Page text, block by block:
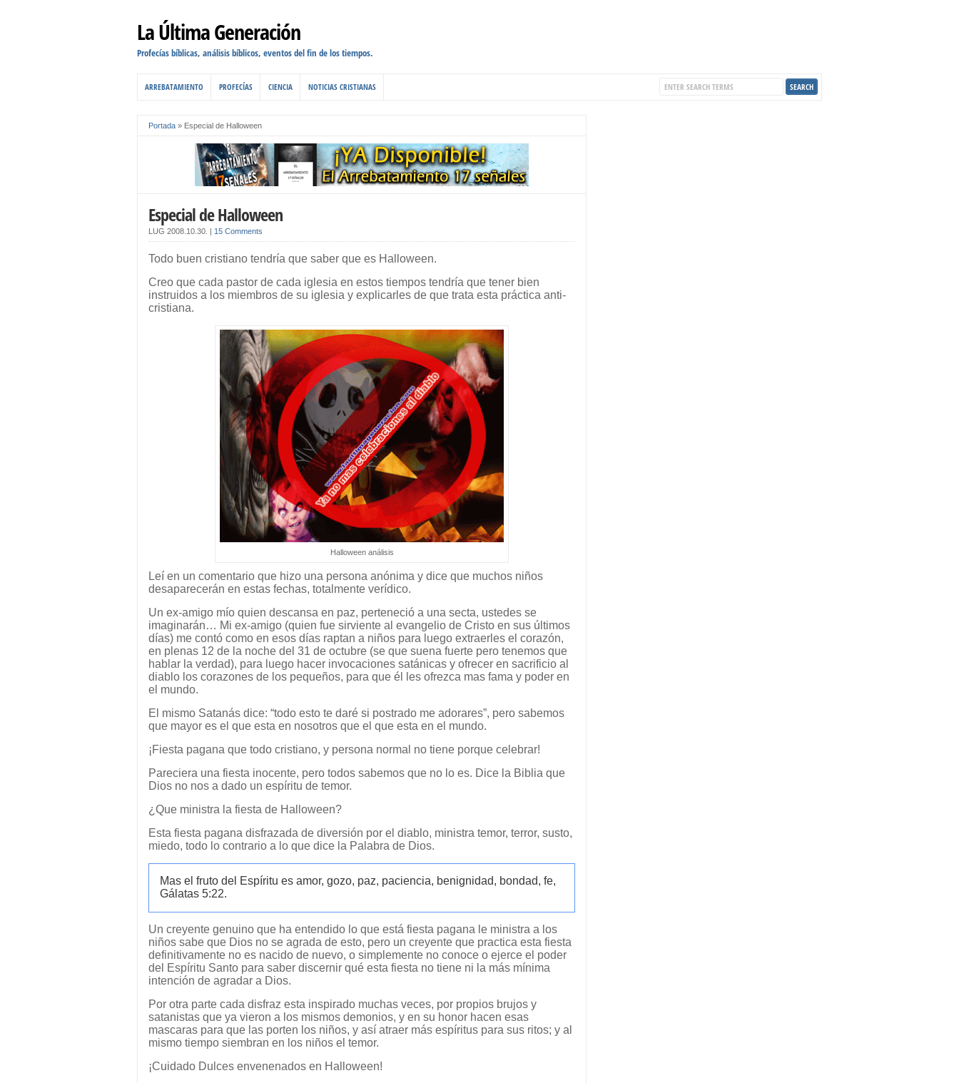
La Última Generación
Profecías bíblicas, análisis bíblicos, eventos del fin de los tiempos.
ARREBATAMIENTO PROFECÍAS CIENCIA NOTICIAS CRISTIANAS
Portada » Especial de Halloween
Especial de Halloween
LUG 2008.10.30. | 15 Comments
Todo buen cristiano tendría que saber que es Halloween.
Creo que cada pastor de cada iglesia en estos tiempos tendría que tener bien
instruidos a los miembros de su iglesia y explicarles de que trata esta práctica anti-
cristiana.
Halloween análisis
Leí en un comentario que hizo una persona anónima y dice que muchos niños
desaparecerán en estas fechas, totalmente verídico.
Un ex-amigo mío quien descansa en paz, perteneció a una secta, ustedes se
imaginarán… Mi ex-amigo (quien fue sirviente al evangelio de Cristo en sus últimos
días) me contó como en esos días raptan a niños para luego extraerles el corazón,
en plenas 12 de la noche del 31 de octubre (se que suena fuerte pero tenemos que
hablar la verdad), para luego hacer invocaciones satánicas y ofrecer en sacrificio al
diablo los corazones de los pequeños, para que él les ofrezca mas fama y poder en
el mundo.
El mismo Satanás dice: “todo esto te daré si postrado me adorares”, pero sabemos
que mayor es el que esta en nosotros que el que esta en el mundo.
¡Fiesta pagana que todo cristiano, y persona normal no tiene porque celebrar!
Pareciera una fiesta inocente, pero todos sabemos que no lo es. Dice la Biblia que
Dios no nos a dado un espíritu de temor.
¿Que ministra la fiesta de Halloween?
Esta fiesta pagana disfrazada de diversión por el diablo, ministra temor, terror, susto,
miedo, todo lo contrario a lo que dice la Palabra de Dios.
Mas el fruto del Espíritu es amor, gozo, paz, paciencia, benignidad, bondad, fe,
Gálatas 5:22.
Un creyente genuino que ha entendido lo que está fiesta pagana le ministra a los
niños sabe que Dios no se agrada de esto, pero un creyente que practica esta fiesta
definitivamente no es nacido de nuevo, o simplemente no conoce o ejerce el poder
del Espíritu Santo para saber discernir qué esta fiesta no tiene ni la más mínima
intención de agradar a Dios.
Por otra parte cada disfraz esta inspirado muchas veces, por propios brujos y
satanistas que ya vieron a los mismos demonios, y en su honor hacen esas
mascaras para que las porten los niños, y así atraer más espíritus para sus ritos; y al
mismo tiempo siembran en los niños el temor.
¡Cuidado Dulces envenenados en Halloween!